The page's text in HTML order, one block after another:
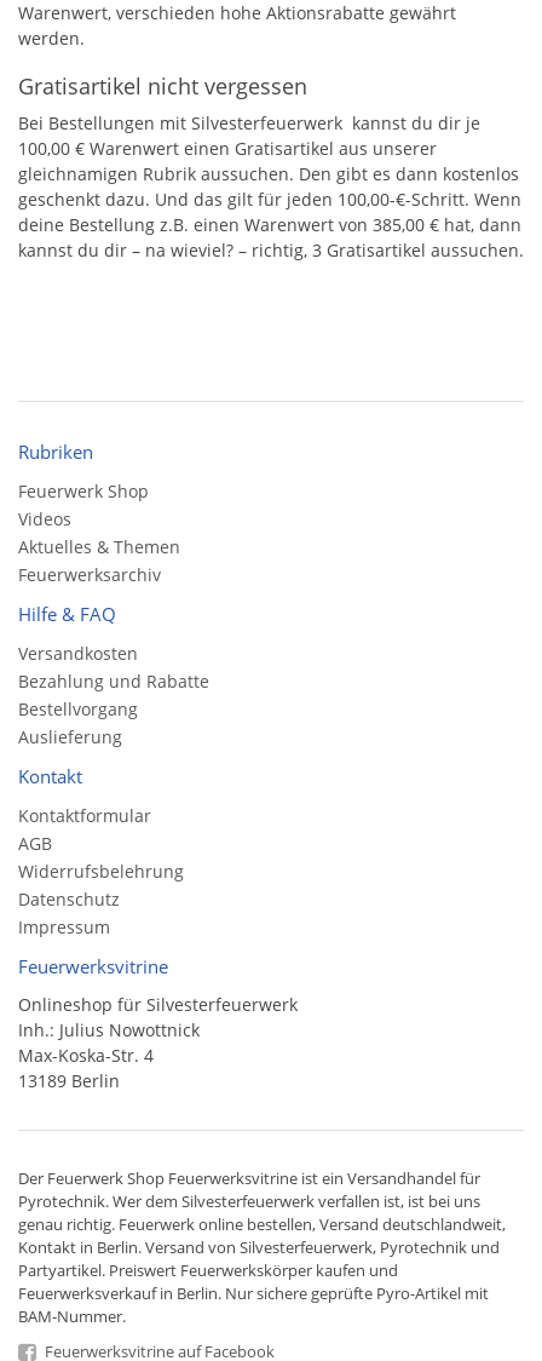
Warenwert, verschieden hohe Aktionsrabatte gewährt
werden.
Gratisartikel nicht vergessen
Bei Bestellungen mit Silvesterfeuerwerk kannst du dir je
100,00 € Warenwert einen Gratisartikel aus unserer
gleichnamigen Rubrik aussuchen. Den gibt es dann kostenlos
geschenkt dazu. Und das gilt für jeden 100,00-€-Schritt. Wenn
deine Bestellung z.B. einen Warenwert von 385,00 € hat, dann
kannst du dir – na wieviel? – richtig, 3 Gratisartikel aussuchen.
Rubriken
Feuerwerk Shop
Videos
Aktuelles & Themen
Feuerwerksarchiv
Hilfe & FAQ
Versandkosten
Bezahlung und Rabatte
Bestellvorgang
Auslieferung
Kontakt
Kontaktformular
AGB
Widerrufsbelehrung
Datenschutz
Impressum
Feuerwerksvitrine
Onlineshop für Silvesterfeuerwerk
Inh.: Julius Nowottnick
Max-Koska-Str. 4
13189 Berlin
Der Feuerwerk Shop Feuerwerksvitrine ist ein Versandhandelfür
Pyrotechnik. Wer dem Silvesterfeuerwerk verfallen ist, ist bei uns
genau richtig. Feuerwerk online bestellen,Versand deutschlandweit,
Kontakt in Berlin. Versand von Silvesterfeuerwerk, Pyrotechnik und
Partyartikel. Preiswert Feuerwerkskörper kaufen und
Feuerwerksverkauf in Berlin. Nur sichere geprüfte Pyro-Artikel mit
BAM-Nummer.
Feuerwerksvitrine auf Facebook